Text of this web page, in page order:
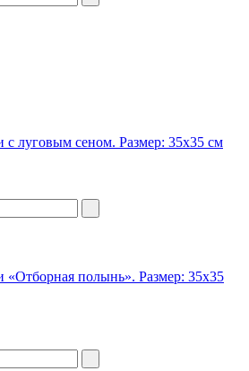
с луговым сеном. Размер: 35x35 см
«Отборная полынь». Размер: 35x35